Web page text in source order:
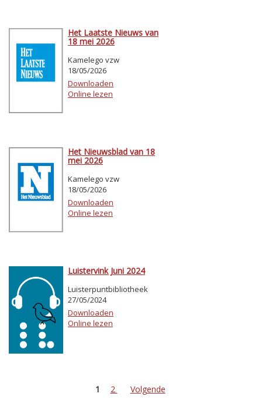
Het Laatste Nieuws van
18 mei 2026
Kamelego vzw
18/05/2026
Downloaden
Online lezen
Het Nieuwsblad van 18
mei 2026
Kamelego vzw
18/05/2026
Downloaden
Online lezen
Luistervink Juni 2024
Luisterpuntbibliotheek
27/05/2024
Downloaden
Online lezen
1 2 Volgende